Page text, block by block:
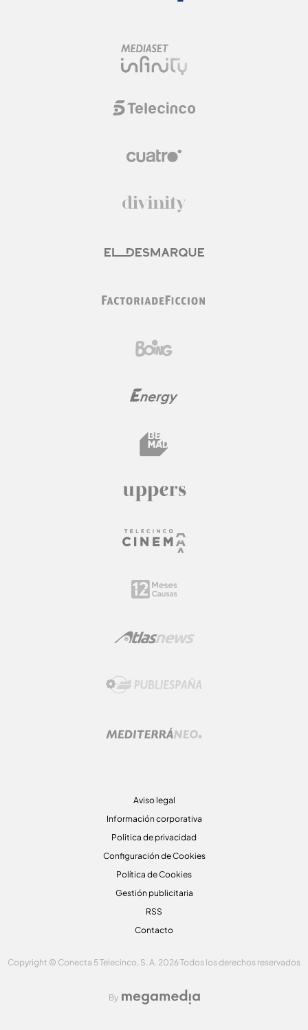
Aviso legal
Información corporativa
Politica de privacidad
Configuración de Cookies
Política de Cookies
Gestión publicitaria
RSS
Contacto
Copyright © Conecta 5 Telecinco, S. A. 2026 Todos los derechos reservados
By